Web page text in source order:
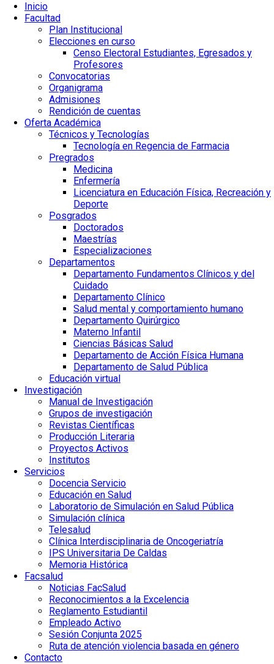
Inicio
Facultad
Plan Institucional
Elecciones en curso
Censo Electoral Estudiantes, Egresados y
Profesores
Convocatorias
Organigrama
Admisiones
Rendición de cuentas
Oferta Académica
Técnicos y Tecnologías
Tecnología en Regencia de Farmacia
Pregrados
Medicina
Enfermería
Licenciatura en Educación Física, Recreación y
Deporte
Posgrados
Doctorados
Maestrías
Especializaciones
Departamentos
Departamento Fundamentos Clínicos y del
Cuidado
Departamento Clínico
Salud mental y comportamiento humano
Departamento Quirúrgico
Materno Infantil
Ciencias Básicas Salud
Departamento de Acción Física Humana
Departamento de Salud Pública
Educación virtual
Investigación
Manual de Investigación
Grupos de investigación
Revistas Científicas
Producción Literaria
Proyectos Activos
Institutos
Servicios
Docencia Servicio
Educación en Salud
Laboratorio de Simulación en Salud Pública
Simulación clínica
Telesalud
Clínica Interdisciplinaria de Oncogeriatría
IPS Universitaria De Caldas
Memoria Histórica
Facsalud
Noticias FacSalud
Reconocimientos a la Excelencia
Reglamento Estudiantil
Empleado Activo
Sesión Conjunta 2025
Ruta de atención violencia basada en género
Contacto